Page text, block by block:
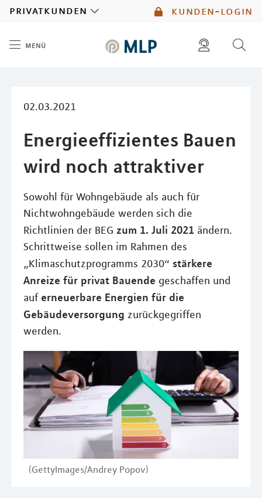
kunden-login
privatkunden
menü
02.03.2021
Energieeffizientes Bauen
wird noch attraktiver
Sowohl für Wohngebäude als auch für
Nichtwohngebäude werden sich die
Richtlinien der BEG zum 1. Juli 2021 ändern.
Schrittweise sollen im Rahmen des
„Klimaschutzprogramms 2030“ stärkere
Anreize für privat Bauende geschaffen und
auf erneuerbare Energien für die
Gebäudeversorgung zurückgegriffen
werden.
(GettyImages/Andrey Popov)